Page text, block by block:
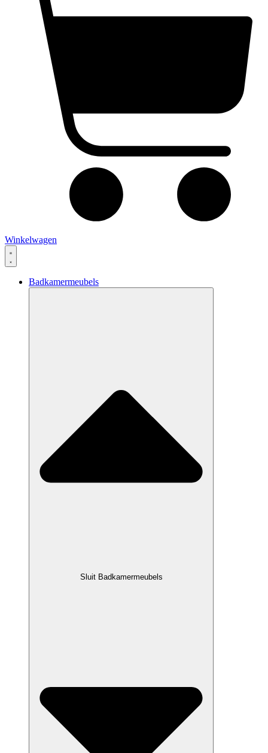
Winkelwagen
Badkamermeubels
Sluit Badkamermeubels